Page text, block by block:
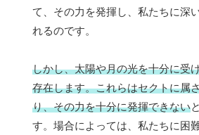
て、その力を発揮し、私たちに深
れるのです。
しかし、太陽や月の光を十分に受
存在します。これらはセクトに属
り、その力を十分に発揮できない
す。場合によっては、私たちに困